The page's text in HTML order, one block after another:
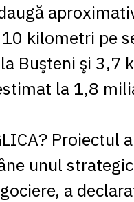
kilometri pe
Buşteni şi 3,7
la 1,8
Proiectul
unul
a